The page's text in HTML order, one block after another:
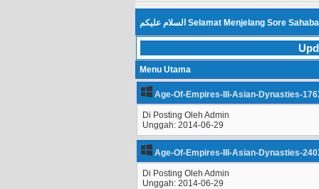
Selamat Menjelang Sore
Menu Utama
Age-Of-Empires-III-Asian-Dynasties-
Di Posting Oleh Admin
Unggah: 2014-06-29
Age-Of-Empires-III-Asian-Dynasties-
Di Posting Oleh Admin
Unggah: 2014-06-29